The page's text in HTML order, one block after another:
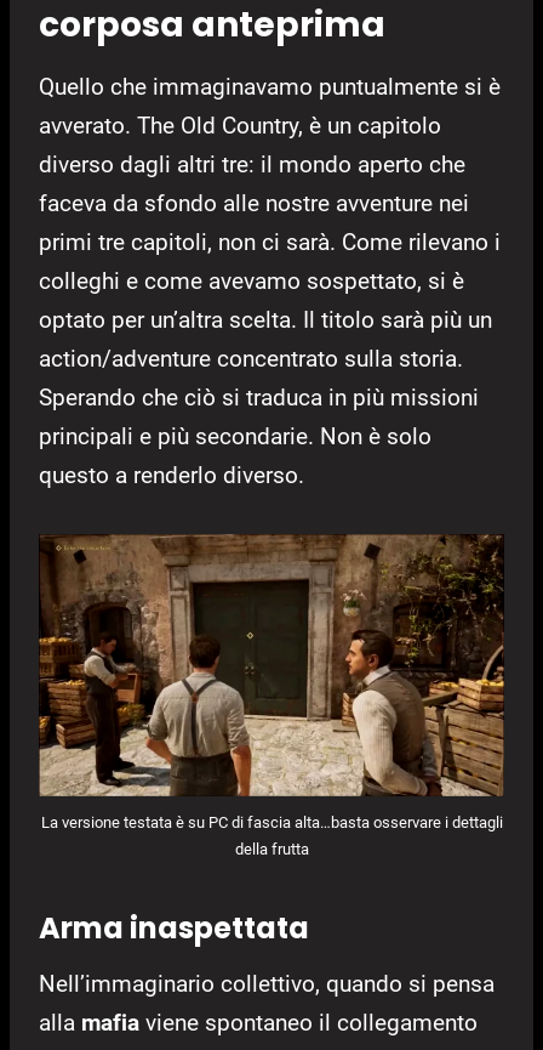
corposa anteprima
Quello che immaginavamo puntualmente si è
avverato. The Old Country, è un capitolo
diverso dagli altri tre: il mondo aperto che
faceva da sfondo alle nostre avventure nei
primi tre capitoli, non ci sarà. Come rilevano i
colleghi e come avevamo sospettato, si è
optato per un’altra scelta. Il titolo sarà più un
action/adventure concentrato sulla storia.
Sperando che ciò si traduca in più missioni
principali e più secondarie. Non è solo
questo a renderlo diverso.
La versione testata è su PC di fascia alta…basta osservare i dettagli
della frutta
Arma inaspettata
Nell’immaginario collettivo, quando si pensa
alla mafia viene spontaneo il collegamento